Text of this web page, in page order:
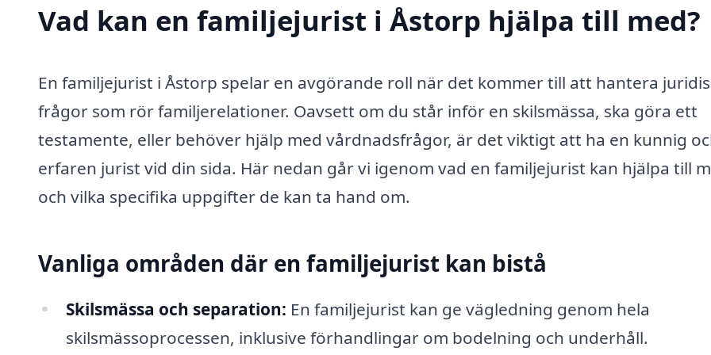
Vad kan en familjejurist i Åstorp hjälpa till med?
En familjejurist i Åstorp spelar en avgörande roll när det kommer till att hantera
frågor som rör familjerelationer. Oavsett om du står inför en skilsmässa, ska göra ett
testamente, eller behöver hjälp med vårdnadsfrågor, är det viktigt att ha en kunnig
erfaren jurist vid din sida. Här nedan går vi igenom vad en familjejurist kan hjälpa till
och vilka specifika uppgifter de kan ta hand om.
Vanliga områden där en familjejurist kan bistå
Skilsmässa och separation: En familjejurist kan ge vägledning genom hela
skilsmässoprocessen, inklusive förhandlingar om bodelning och underhåll.